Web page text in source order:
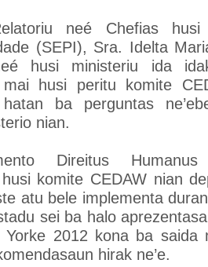
neé Chefias
(SEPI), Sra. Idelta
husi ministeriu ida
mai husi peritu komite
hatan ba perguntas
nian.
Direitus
husi komite CEDAW nian
atu bele implementa
sei ba halo
Yorke 2012 kona ba saida
hirak ne’e.